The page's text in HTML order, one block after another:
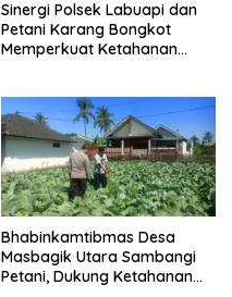
Sinergi Polsek Labuapi dan
Petani Karang Bongkot
Memperkuat Ketahanan
Bhabinkamtibmas Desa
Masbagik Utara Sambangi
Petani, Dukung Ketahanan